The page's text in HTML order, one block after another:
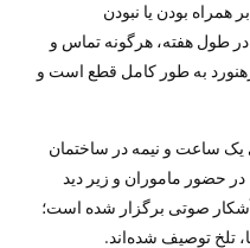
همراه بودن یا نبودن
در طول هفته، هرگونه تماس و
به طور کامل قطع است و
یک ساعت و نیمه در ساختمان
حضور ماموران و زیر دید
صوتی برگزار شده است؛
تلخ توصیف شده‌اند.